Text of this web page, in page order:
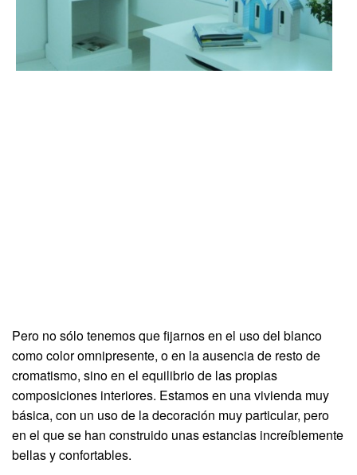
Pero no sólo tenemos que fijarnos en el uso del blanco
como color omnipresente, o en la ausencia de resto de
cromatismo, sino en el equilibrio de las propias
composiciones interiores. Estamos en una vivienda muy
básica, con un uso de la decoración muy particular, pero
en el que se han construido unas estancias increíblemente
bellas y confortables.